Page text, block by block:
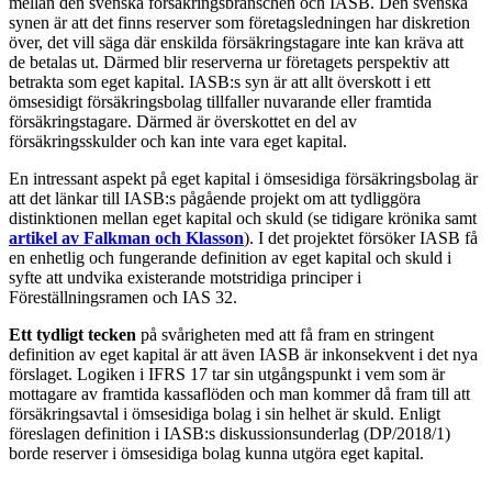
synen är att det finns reserver som företagsledningen har diskretion
över, det vill säga där enskilda försäkringstagare inte kan kräva att
de betalas ut. Därmed blir reserverna ur företagets perspektiv att
betrakta som eget kapital. IASB:s syn är att allt överskott i ett
ömsesidigt försäkringsbolag tillfaller nuvarande eller framtida
försäkringstagare. Därmed är överskottet en del av
försäkringsskulder och kan inte vara eget kapital.
En intressant aspekt på eget kapital i ömse­sidiga försäkringsbolag är
att det länkar till IASB:s pågående projekt om att tydliggöra
distinktionen mellan eget kapital och skuld (se tidigare krönika samt
artikel av Falkman och Klasson). I det projektet försöker IASB få
en enhetlig och fungerande definition av eget kapital och skuld i
syfte att undvika existerande motstridiga principer i
Föreställningsramen och IAS 32.
Ett tydligt tecken på svårigheten med att få fram en stringent
definition av eget kapital är att även IASB är inkonsekvent i det nya
förslaget. Logiken i IFRS 17 tar sin utgångspunkt i vem som är
mottagare av framtida kassaflöden och man kommer då fram till att
försäkringsavtal i ömsesidiga bolag i sin helhet är skuld. Enligt
föreslagen definition i IASB:s diskus­sionsunderlag (DP/2018/1)
borde reserver i ömsesidiga bolag kunna utgöra eget kapital.